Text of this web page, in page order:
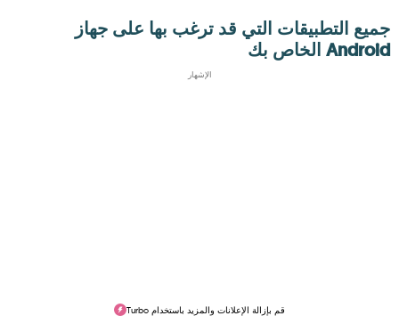
جميع التطبيقات التي قد ترغب بها على جهاز
Android الخاص بك
الإشهار
قم بإزالة الإعلانات والمزيد باستخدام Turbo